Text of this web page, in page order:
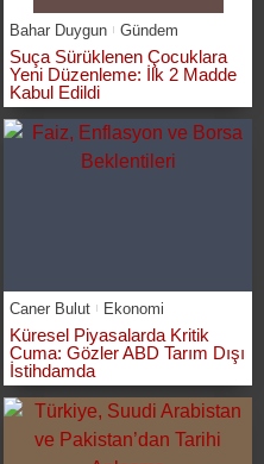
Bahar Duygun Gündem
Suça Sürüklenen Çocuklara
Yeni Düzenleme: İlk 2 Madde
Kabul Edildi
Caner Bulut Ekonomi
Küresel Piyasalarda Kritik
Cuma: Gözler ABD Tarım Dışı
İstihdamda